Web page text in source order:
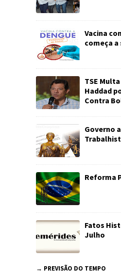
Vacina
começa
TSE
Haddad
Contra
Governo
Reforma
Fatos
Julho
→ PREVISÃO DO TEMPO